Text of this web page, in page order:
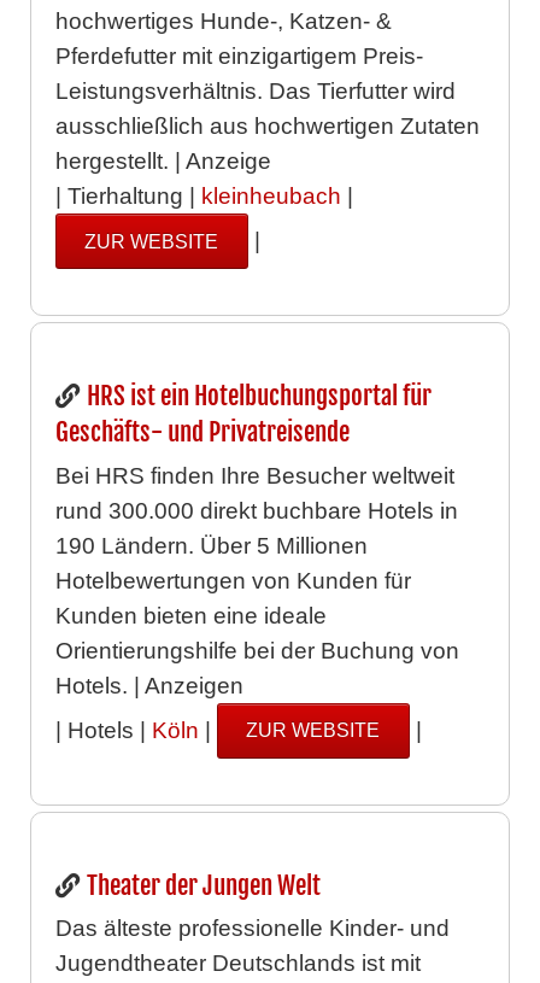
hochwertiges Hunde-, Katzen- &
Pferdefutter mit einzigartigem Preis-
Leistungsverhältnis. Das Tierfutter wird
ausschließlich aus hochwertigen Zutaten
hergestellt. | Anzeige
| Tierhaltung |
kleinheubach
ZUR WEBSITE
HRS ist ein Hotelbuchungsportal für
Geschäfts- und Privatreisende
Bei HRS finden Ihre Besucher weltweit
rund 300.000 direkt buchbare Hotels in
190 Ländern. Über 5 Millionen
Hotelbewertungen von Kunden für
Kunden bieten eine ideale
Orientierungshilfe bei der Buchung von
Hotels. | Anzeigen
| Hotels | Köln | ZUR WEBSITE |
Theater der Jungen Welt
Das älteste professionelle Kinder- und
Jugendtheater Deutschlands ist mit